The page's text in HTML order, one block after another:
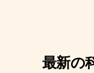
最新の